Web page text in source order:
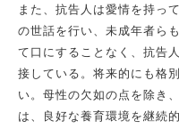
また、抗告人は愛情を持っ
の世話を行い、未成年者ら
て口にすることなく、抗告
接している。将来的にも格
い。母性の欠如の点を除き
は、良好な養育環境を継